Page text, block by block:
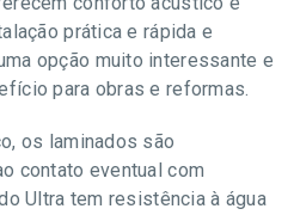
prática e rápida e
opção muito interessante e
para obras e reformas.
os laminados são
contato eventual com
Ultra tem resistência à água